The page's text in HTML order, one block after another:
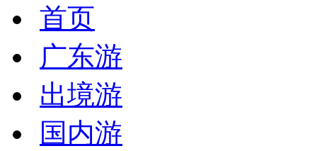
首页
广东游
出境游
国内游